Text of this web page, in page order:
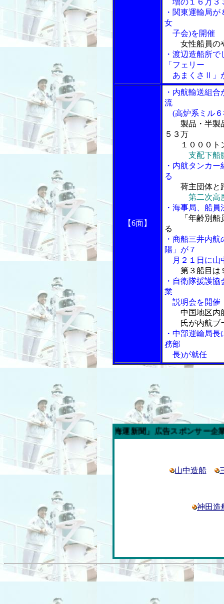
増の１６万３
・関東運輸局
女
子会)を開催
女性船員の
・渡辺造船所
「フェリー
あまくさⅡ」
【6面】
・内航輸送組
流
(高炉系ミル６
製品・半製
５３万
１０００ト
支配下船
・内航タンカ
る
荷主団体と
第二次高
・海事局、船
「年齢別
る
・商船三井内
陽」が７
月２１日に山
第３船目は
・自衛隊援護
業
説明会を開催
中国地区内
氏が内航ブー
・中部運輸局
務部
長)が就任
今週の「内航海運新聞」広告スポンサー企業
山中造船
神田造